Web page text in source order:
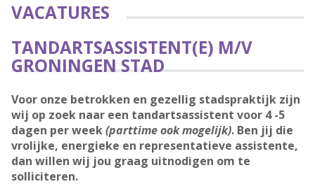
VACATURES
TANDARTSASSISTENT(E) M/V
GRONINGEN STAD
Voor onze betrokken en gezellig stadspraktijk zijn
wij op zoek naar een tandartsassistent voor 4 -5
dagen per week(parttime ook mogelijk). Ben jij die
vrolijke, energieke en representatieve assistente,
dan willen wij jou graag uitnodigen om te
solliciteren.